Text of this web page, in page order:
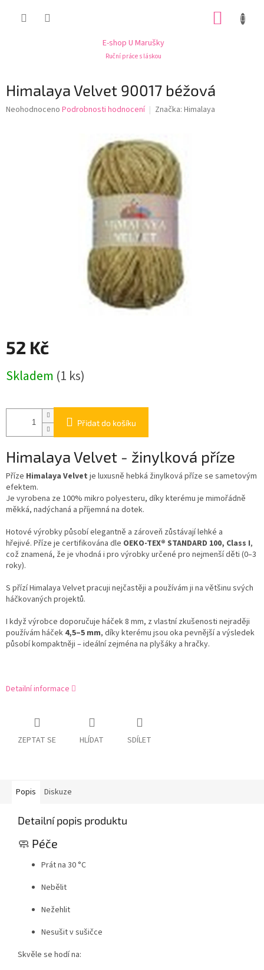
E-shop U Marušky
Ruční práce s láskou
Himalaya Velvet 90017 béžová
Průměrné
Neohodnoceno Podrobnosti hodnocení Značka: Himalaya
52 Kč
cena:
Skladem (1 ks)
Přidat do košíku
Himalaya Velvet - žinylková příze
Příze Himalaya Velvet je luxusně hebká žinylková příze se sametovým
efektem.
Je vyrobena ze 100% mikro polyesteru, díky kterému je mimořádně
měkká, nadýchaná a příjemná na dotek.
Hotové výrobky působí elegantně a zároveň zůstávají lehké a
hřejivé. Příze je certifikována dle OEKO-TEX® STANDARD 100, Class I,
což znamená, že je vhodná i pro výrobky určené pro nejmenší děti (0–3
roky).
S přízí Himalaya Velvet pracuji nejčastěji a používám ji na většinu svých
háčkovaných projektů.
I když výrobce doporučuje háček 8 mm, z vlastní zkušenosti nejraději
používám háček 4,5–5 mm, díky kterému jsou oka pevnější a výsledek
působí kompaktněji – ideální zejména na plyšáky a hračky.
Detailní informace
ZEPTAT SE HLÍDAT SDÍLET
Popis Diskuze
Detailní popis produktu
🧼 Péče
Prát na 30 °C
Nebělit
Nežehlit
Nesušit v sušičce
Skvěle se hodí na: